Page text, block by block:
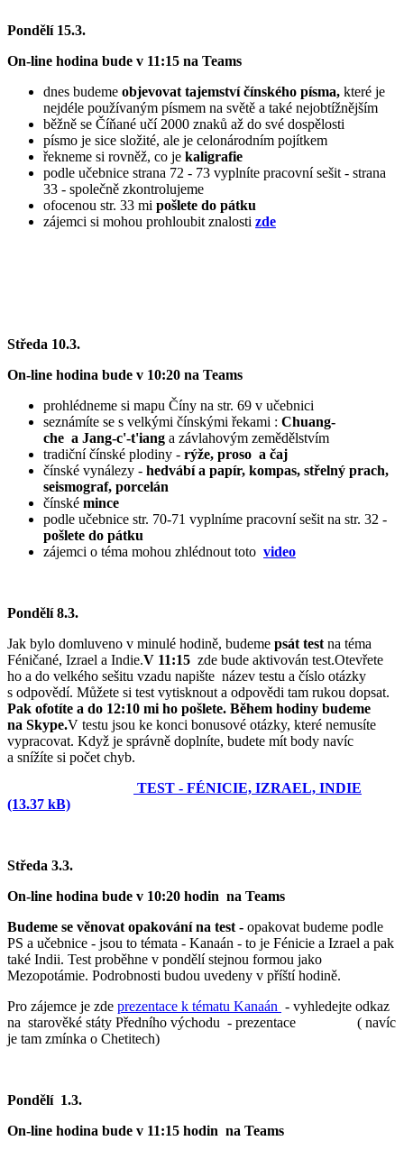
Pondělí 15.3.
On-line hodina bude v 11:15 na Teams
dnes budeme objevovat tajemství čínského písma, které je
nejdéle používaným písmem na světě a také nejobtížnějším
běžně se Číňané učí 2000 znaků až do své dospělosti
písmo je sice složité, ale je celonárodním pojítkem
řekneme si rovněž, co je kaligrafie
podle učebnice strana 72 - 73 vyplníte pracovní sešit - strana
33 - společně zkontrolujeme
ofocenou str. 33 mi pošlete do pátku
zájemci si mohou prohloubit znalosti zde
Středa 10.3.
On-line hodina bude v 10:20 na Teams
prohlédneme si mapu Číny na str. 69 v učebnici
seznámíte se s velkými čínskými řekami : Chuang-
che a Jang-c'-t'iang a závlahovým zemědělstvím
tradiční čínské plodiny - rýže, proso a čaj
čínské vynálezy - hedvábí a papír, kompas, střelný prach,
seismograf, porcelán
čínské mince
podle učebnice str. 70-71 vyplníme pracovní sešit na str. 32 -
pošlete do pátku
zájemci o téma mohou zhlédnout toto video
Pondělí 8.3.
Jak bylo domluveno v minulé hodině, budeme psát test na téma
Féničané, Izrael a Indie.V 11:15 zde bude aktivován test.Otevřete
ho a do velkého sešitu vzadu napište název testu a číslo otázky
s odpovědí. Můžete si test vytisknout a odpovědi tam rukou dopsat.
Pak ofotíte a do 12:10 mi ho pošlete. Během hodiny budeme
na Skype.V testu jsou ke konci bonusové otázky, které nemusíte
vypracovat. Když je správně doplníte, budete mít body navíc
a snížíte si počet chyb.
TEST - FÉNICIE, IZRAEL, INDIE
(13.37 kB)
Středa 3.3.
On-line hodina bude v 10:20 hodin na Teams
Budeme se věnovat opakování na test - opakovat budeme podle
PS a učebnice - jsou to témata - Kanaán - to je Fénicie a Izrael a pak
také Indii. Test proběhne v pondělí stejnou formou jako
Mezopotámie. Podrobnosti budou uvedeny v příští hodině.
Pro zájemce je zde prezentace k tématu Kanaán - vyhledejte odkaz
na starověké státy Předního východu - prezentace ( navíc
je tam zmínka o Chetitech)
Pondělí 1.3.
On-line hodina bude v 11:15 hodin na Teams